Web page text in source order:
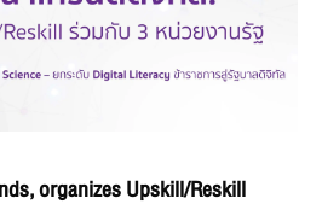
organizes Upskill/Reskill